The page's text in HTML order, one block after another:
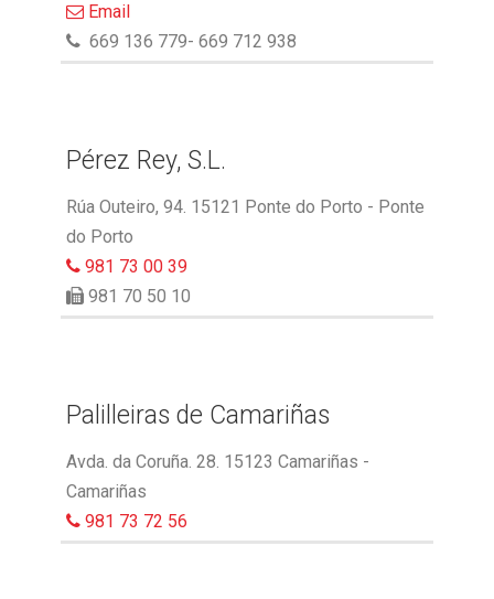
Email
669 136 779- 669 712 938
Pérez Rey, S.L.
Rúa Outeiro, 94. 15121 Ponte do Porto - Ponte
do Porto
981 73 00 39
981 70 50 10
Palilleiras de Camariñas
Avda. da Coruña. 28. 15123 Camariñas -
Camariñas
981 73 72 56